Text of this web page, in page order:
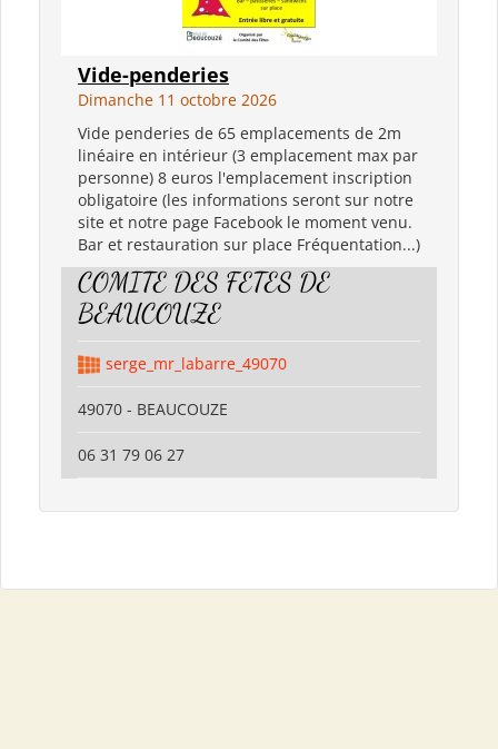
Vide-penderies
Dimanche 11 octobre 2026
Vide penderies de 65 emplacements de 2m
linéaire en intérieur (3 emplacement max par
personne) 8 euros l'emplacement inscription
obligatoire (les informations seront sur notre
site et notre page Facebook le moment venu.
Bar et restauration sur place Fréquentation...)
COMITE DES FETES DE
BEAUCOUZE
serge_mr_labarre_49070
49070 - BEAUCOUZE
06 31 79 06 27